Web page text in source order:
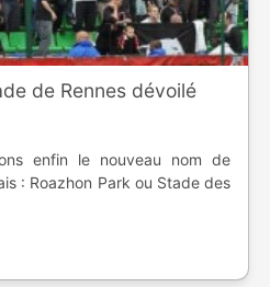
de Rennes dévoilé
enfin le nouveau nom de
: Roazhon Park ou Stade des